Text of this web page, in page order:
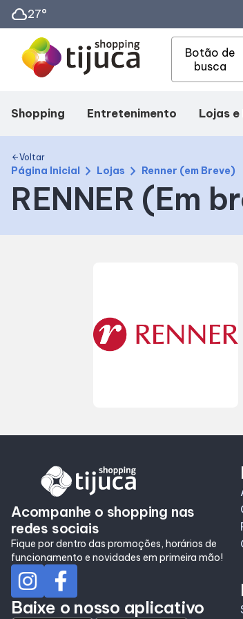
cloud27°
Botão de
busca
Shopping
Mapa Interno
Facilidades
Como Chegar
Entretenimento
Fique por dentro
Eventos
Lojas
Taste
arrow_backVoltar
Página Inicial chevron_right Lojas chevron_right Renner (em Breve)
RENNER (Em
Acompanhe o shopping nas
redes sociais
Fique por dentro das promoções, horários de
funcionamento e novidades em primeira mão!
Baixe o nosso aplicativo